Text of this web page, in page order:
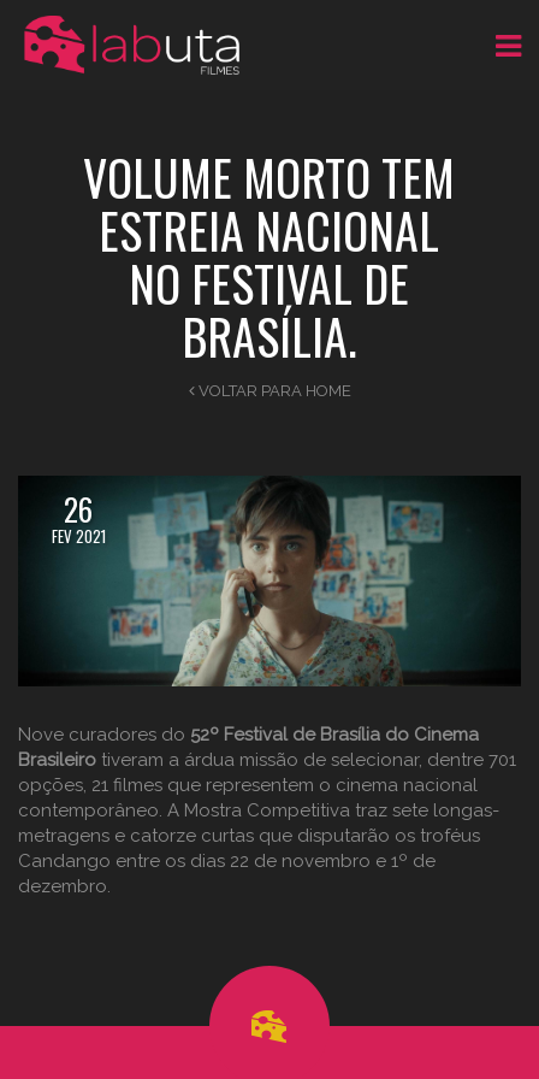
VOLUME MORTO TEM
ESTREIA NACIONAL
NO FESTIVAL DE
BRASÍLIA.
VOLTAR PARA HOME
26
FEV 2021
Nove curadores do 52º Festival de Brasília do Cinema
Brasileiro tiveram a árdua missão de selecionar, dentre 701
opções, 21 filmes que representem o cinema nacional
contemporâneo. A Mostra Competitiva traz sete longas-
metragens e catorze curtas que disputarão os troféus
Candango entre os dias 22 de novembro e 1º de
dezembro.